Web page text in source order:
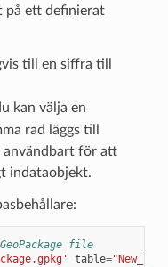
på ett definierat
till en siffra till
kan välja en
rad läggs till
användbart för att
indataobjekt.
file
table=